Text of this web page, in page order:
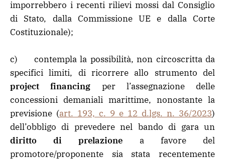
imporrebbero i recenti rilievi mossi dal Consiglio
di Stato, dalla Commissione UE e dalla Corte
Costituzionale);
c) contempla la possibilità, non circoscritta da
specifici limiti, di ricorrere allo strumento del
project financing per l’assegnazione delle
concessioni demaniali marittime, nonostante la
previsione (art. 193, c. 9 e 12 d.lgs. n. 36/2023)
dell’obbligo di prevedere nel bando di gara un
diritto di prelazione a favore del
promotore/proponente sia stata recentemente